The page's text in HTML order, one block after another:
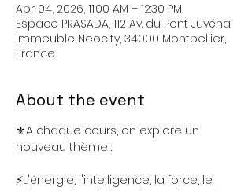
Apr 04, 2026, 11:00 AM – 12:30 PM
Espace PRASADA, 112 Av. du Pont Juvénal
Immeuble Neocity, 34000 Montpellier,
France
About the event
⚜️A chaque cours, on explore un
nouveau thème :
⚡️L'énergie, l'intelligence, la force, le